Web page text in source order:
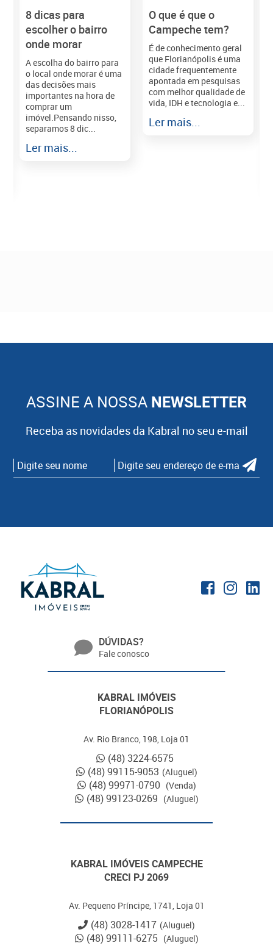
8 dicas para
escolher o bairro
onde morar
A escolha do bairro para
o local onde morar é uma
das decisões mais
importantes na hora de
comprar um
imóvel.Pensando nisso,
separamos 8 dic...
Ler mais...
O que é que o
Campeche tem?
É de conhecimento geral
que Florianópolis é uma
cidade frequentemente
apontada em pesquisas
com melhor qualidade de
vida, IDH e tecnologia e...
Ler mais...
ASSINE A NOSSA NEWSLETTER
Receba as novidades da Kabral no seu e-mail
DÚVIDAS?
Fale conosco
KABRAL IMÓVEIS
FLORIANÓPOLIS
Av. Rio Branco, 198, Loja 01
(48) 3224-6575
(48) 99115-9053 (Aluguel)
(48) 99971-0790 (Venda)
(48) 99123-0269 (Aluguel)
KABRAL IMÓVEIS CAMPECHE
CRECI PJ 2069
Av. Pequeno Príncipe, 1741, Loja 01
(48) 3028-1417 (Aluguel)
(48) 99111-6275 (Aluguel)